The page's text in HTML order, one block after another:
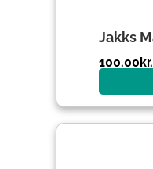
Jakks
100.00kr.